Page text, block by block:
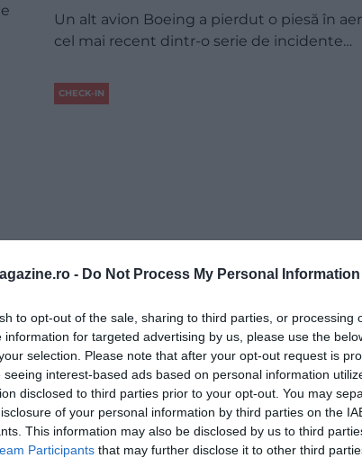
- Do Not Process My Personal Information
to opt-out of the sale, sharing to third parties, or processing
information for targeted advertising by us, please use the
selection. Please note that after your opt-out request is
seeing interest-based ads based on personal information
disclosed to third parties prior to your opt-out. You may
of your personal information by third parties on the
This information may also be disclosed by us to third
Participants that may further disclose it to other third
Un alt avion Boeing a pierdut o piesă în
cel mai recent dintr-o serie de incidente…
CHECK-IN